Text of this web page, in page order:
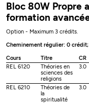
Bloc 80W Propre
formation
Option - Maximum 3 crédits.
Cheminement régulier: 0
Cours Titre
CR
REL 6120
Théories en
sciences des
religions
3.0
REL 6210
Théories de
la
spiritualité
3.0